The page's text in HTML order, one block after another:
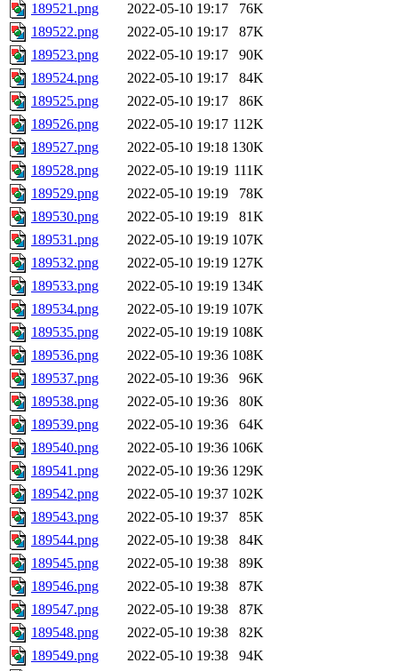
189521.png
2022-05-10 19:17
76K
189522.png
2022-05-10 19:17
87K
189523.png
2022-05-10 19:17
90K
189524.png
2022-05-10 19:17
84K
189525.png
2022-05-10 19:17
86K
189526.png
2022-05-10 19:17 112K
189527.png
2022-05-10 19:18 130K
189528.png
2022-05-10 19:19 111K
189529.png
2022-05-10 19:19
78K
189530.png
2022-05-10 19:19
81K
189531.png
2022-05-10 19:19 107K
189532.png
2022-05-10 19:19 127K
189533.png
2022-05-10 19:19 134K
189534.png
2022-05-10 19:19 107K
189535.png
2022-05-10 19:19 108K
189536.png
2022-05-10 19:36 108K
189537.png
2022-05-10 19:36
96K
189538.png
2022-05-10 19:36
80K
189539.png
2022-05-10 19:36
64K
189540.png
2022-05-10 19:36 106K
189541.png
2022-05-10 19:36 129K
189542.png
2022-05-10 19:37 102K
189543.png
2022-05-10 19:37
85K
189544.png
2022-05-10 19:38
84K
189545.png
2022-05-10 19:38
89K
189546.png
2022-05-10 19:38
87K
189547.png
2022-05-10 19:38
87K
189548.png
2022-05-10 19:38
82K
189549.png
2022-05-10 19:38
94K